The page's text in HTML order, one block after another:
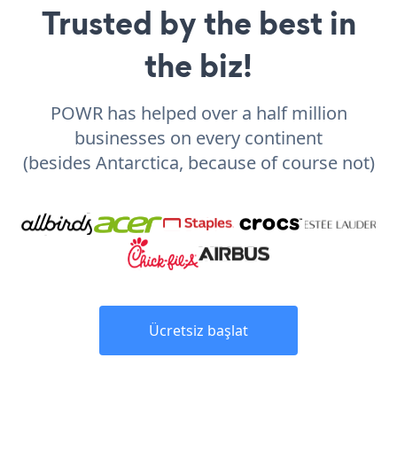
Trusted by the best in
the biz!
POWR has helped over a half million
businesses on every continent
(besides Antarctica, because of course not)
Ücretsiz başlat